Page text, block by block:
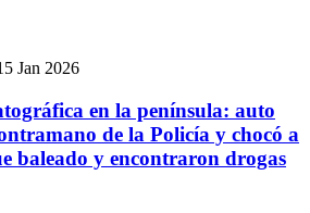
Jan 2026
en la península: auto
de la Policía y chocó a
baleado y encontraron drogas